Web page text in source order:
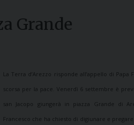
Grande
La Terra d’Arezzo risponde all’appello di Papa
scorsa per la pace. Venerdì 6 settembre è
san Jacopo giungerà in piazza Grande di
Francesco che ha chiesto di digiunare e